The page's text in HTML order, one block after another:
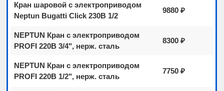
Кран шаровой с электроприводом
Neptun Bugatti Click 230В 1/2
9880 ₽
NEPTUN Кран с электроприводом
PROFI 220В 3/4", нерж. сталь
8300 ₽
NEPTUN Кран с электроприводом
PROFI 220В 1/2", нерж. сталь
7750 ₽